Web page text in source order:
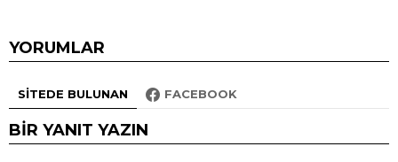
YORUMLAR
SITEDE BULUNAN FACEBOOK
BIR YANIT YAZIN